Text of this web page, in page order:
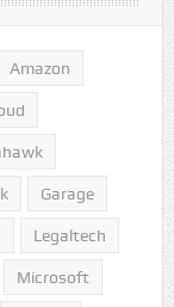
Amazon
Garage
Legaltech
Microsoft